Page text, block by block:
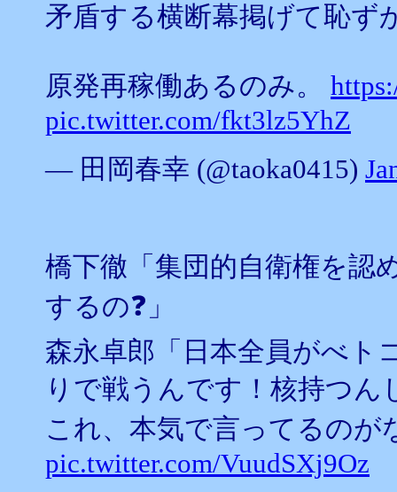
矛盾する横断幕掲げて恥ず
原発再稼働あるのみ。
pic.twitter.com/fkt3lz5YhZ
— 田岡春幸 (@taoka0415)
橋下徹「集団的自衛権を認
するの❓」
森永卓郎「日本全員がべト
りで戦うんです！核持つ
これ、本気で言ってる
pic.twitter.com/VuudSXj9Oz